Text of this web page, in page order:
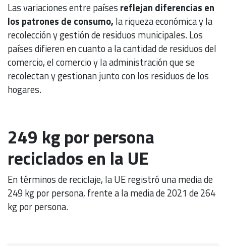
Las variaciones entre países reflejan diferencias en
los patrones de consumo, la riqueza económica y la
recolección y gestión de residuos municipales. Los
países difieren en cuanto a la cantidad de residuos del
comercio, el comercio y la administración que se
recolectan y gestionan junto con los residuos de los
hogares.
249 kg por persona
reciclados en la UE
En términos de reciclaje, la UE registró una media de
249 kg por persona, frente a la media de 2021 de 264
kg por persona.